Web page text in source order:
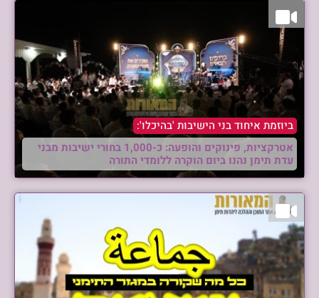
ביוזמת איחוד בני הישיבות 'בהיכלו':
אטרקציות, פינוקים והופעה: כ-1,000 בחורי ישיבות מבני
עדת תימן נהנו ביום הוקרה ללומדי התורה